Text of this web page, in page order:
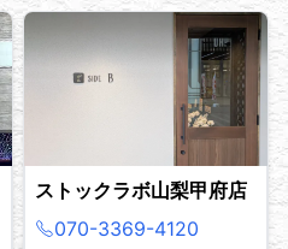
ストックラボ山梨甲府店
070-3369-4120